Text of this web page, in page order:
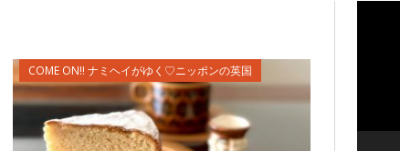
COME ON!! ナミヘイがゆく♡ニッポンの英国